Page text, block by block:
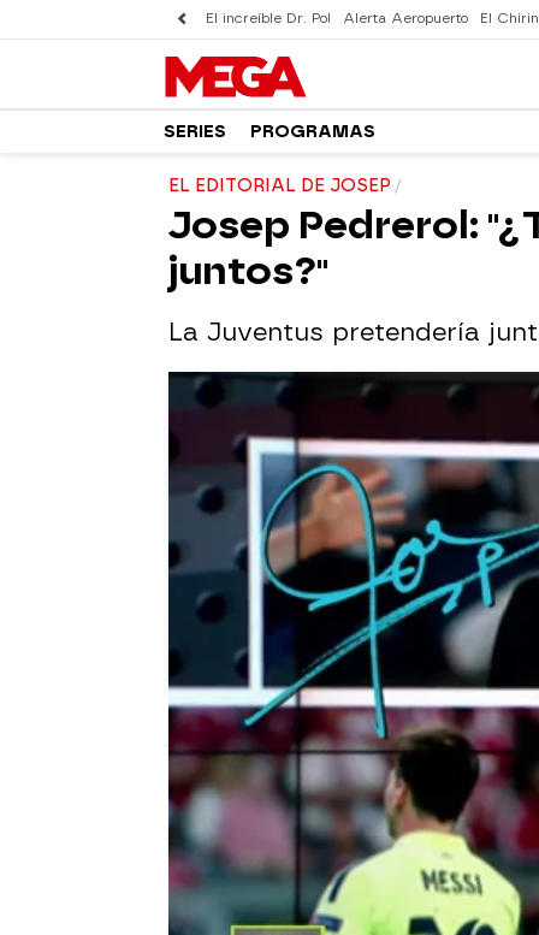
El increíble Dr. Pol Alerta Aeropuerto El
SERIES PROGRAMAS
EL EDITORIAL DE JOSEP
Josep Pedrerol:
juntos?"
La Juventus pretendería
El Chiringuito
Madrid
Publicado: 11 de febrero de 2020, 17:45
El Editorial de Josep Cristiano